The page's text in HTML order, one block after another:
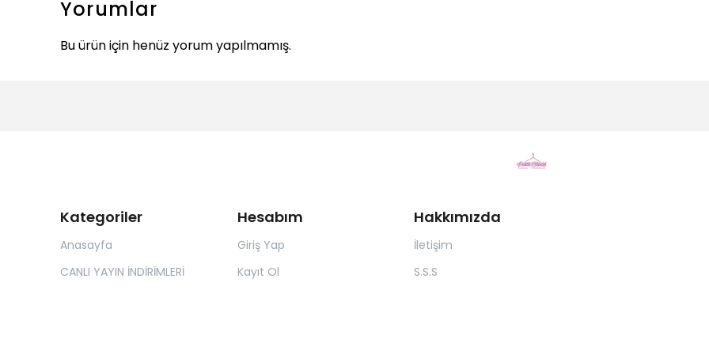
Yorumlar
Bu ürün için henüz yorum yapılmamış.
Kategoriler
Anasayfa
CANLI YAYIN İNDİRİMLERİ
Hesabım
Giriş Yap
Kayıt Ol
Hakkımızda
İletişim
S.S.S